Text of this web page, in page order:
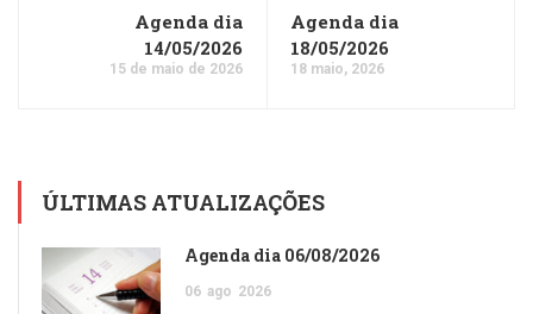
Agenda dia
14/05/2026
15 de maio de 2026
Agenda dia
18/05/2026
18 maio, 2026
ÚLTIMAS ATUALIZAÇÕES
Agenda dia 06/08/2026
06 ago 2026